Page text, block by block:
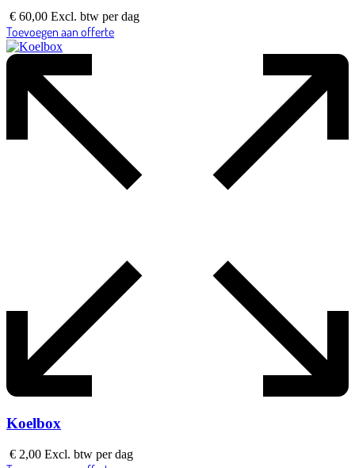
€ 60,00 Excl. btw per dag
Toevoegen aan offerte
Koelbox
€ 2,00 Excl. btw per dag